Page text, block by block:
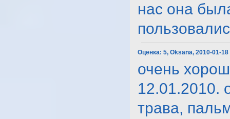
нас она
Оценка:5, Oksana, 2010-01-18
очень
12.01.2010.
трава,